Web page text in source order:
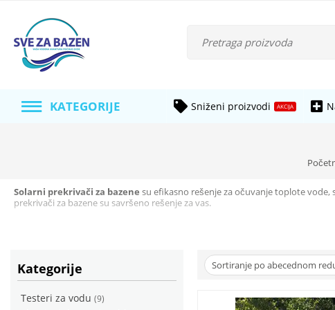
KATEGORIJE Sniženi proizvodi AKCIJA
Solarni prekrivači za bazene su efikasno rešenje za očuvanje toplote
prekrivači za bazene su savršeno rešenje za vas.
Smanjenje troškova zagrijavanja
Solarni prekrivači za bazene značajno smanjuju troškove zagrevanja vode.
Kategorije
Testeri za vodu (9)
Sortiranje po abecednom